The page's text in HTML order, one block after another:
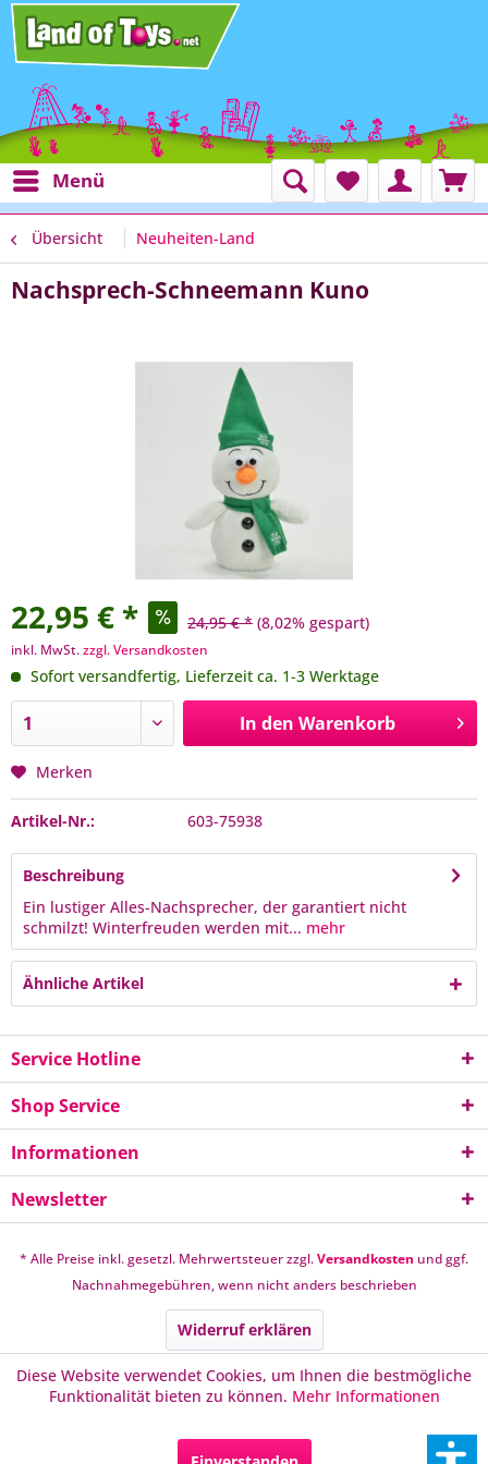
Menü
Übersicht Neuheiten-Land
Nachsprech-Schneemann Kuno
22,95 € * 24,95 € * (8,02% gespart)
inkl. MwSt.zzgl. Versandkosten
Sofort versandfertig, Lieferzeit ca. 1-3 Werktage
In den Warenkorb
Merken
Artikel-Nr.: 603-75938
Beschreibung
Ein lustiger Alles-Nachsprecher, der garantiert nicht
schmilzt! Winterfreuden werden mit... mehr
Ähnliche Artikel
Service Hotline
Shop Service
Informationen
Newsletter
* Alle Preise inkl. gesetzl. Mehrwertsteuer zzgl.Versandkosten und ggf.
Nachnahmegebühren, wenn nicht anders beschrieben
Widerruf erklären
Diese Website verwendet Cookies, um Ihnen die bestmögliche
Funktionalität bieten zu können. Mehr Informationen